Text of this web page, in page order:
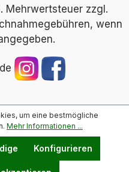
Mehrwertsteuer zzgl.
wenn
um eine bestmögliche
Mehr Informationen ...
Konfigurieren